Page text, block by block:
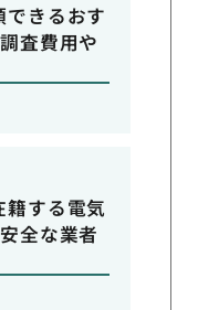
きるおす
査費用や
する電気
全な業者